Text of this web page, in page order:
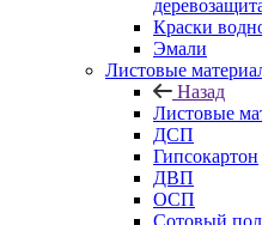
Краски
Эмали
Листовые
Назад
Листовые
ДСП
Гипсокартон
ДВП
ОСП
Сотовый